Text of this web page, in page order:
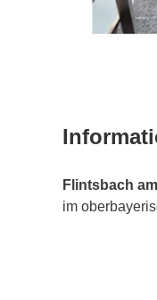
Flintsbach
im